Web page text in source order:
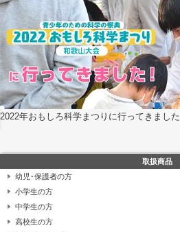
2022年おもしろ科学まつりに行ってきました
取扱商品
幼児･保護者の方
小学生の方
中学生の方
高校生の方